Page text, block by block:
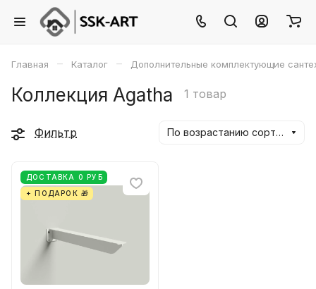
Главная – Каталог – Дополнительные комплектующие
Коллекция Agatha 1 товар
Фильтр По возрастанию сортировки
ДОСТАВКА 0 РУБ
+ ПОДАРОК 🎁